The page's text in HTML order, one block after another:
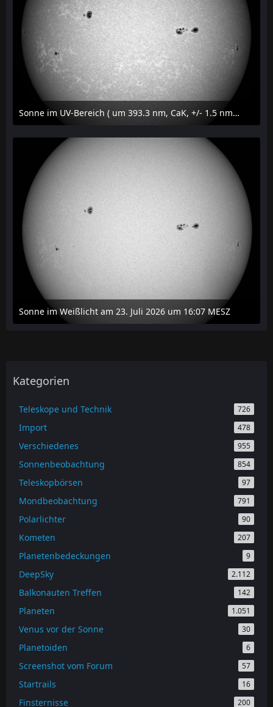
Sonne im UV-Bereich ( um 393.3 nm, CaK, +/- 1.5 nm) am 23. Juli 2026 um 16:15 MESZ
24. Juli 2026 um 20:42
Sonne im Weißlicht am 23. Juli 2026 um 16:07 MESZ
24. Juli 2026 um 20:42
Kategorien
Teleskope und Technik 726
Import 478
Verschiedenes 955
Sonnenbeobachtung 854
Teleskopbörsen 97
Mondbeobachtung 791
Polarlichter 90
Kometen 207
Planetenbedeckungen 9
DeepSky 2.112
Balkonauten Treffen 142
Planeten 1.051
Venus vor der Sonne 30
Planetoiden 6
Screenshot vom Forum 57
Startrails 16
Finsternisse 200